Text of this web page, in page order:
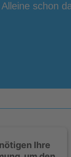
Alleine schon
Ihre